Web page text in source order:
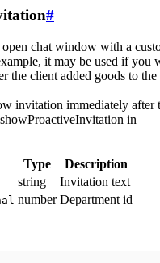
#
chat window with a
it may be used if you
the client added goods to
invitation immediately after
in
Type
Description
string
Invitation text
number Department id